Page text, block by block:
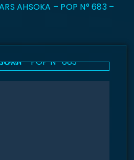
AHSOKA – POP N° 683 –